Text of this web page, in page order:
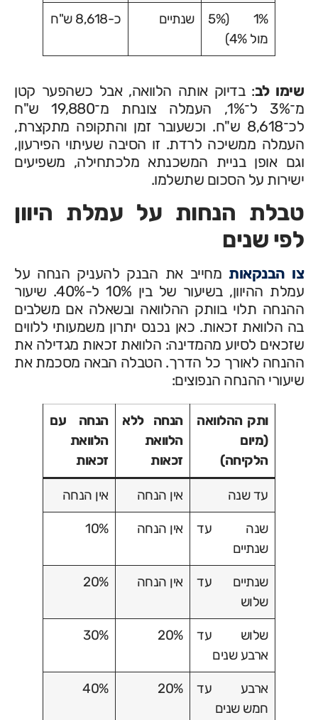
1% (5%
מול 4%)
שנתיים כ-8,618 ש"ח
שימו לב: בדיוק אותה הלוואה, אבל כשהפער קטן
מ־3% ל־1%, העמלה צונחת מ־19,880 ש"ח
לכ־8,618 ש"ח. וכשעובר זמן והתקופה מתקצרת,
העמלה ממשיכה לרדת. זו הסיבה שעיתוי הפירעון,
וגם אופן בניית המשכנתא מלכתחילה, משפיעים
ישירות על הסכום שתשלמו.
טבלת הנחות על עמלת היוון
לפי שנים
צו הבנקאותמחייב את הבנק להעניק הנחה על
עמלת ההיוון, בשיעור של בין 10% ל-40%. שיעור
ההנחה תלוי בוותק ההלוואה ובשאלה אם משלבים
בה הלוואת זכאות. כאן נכנס יתרון משמעותי ללווים
שזכאים לסיוע מהמדינה: הלוואת זכאות מגדילה את
ההנחה לאורך כל הדרך. הטבלה הבאה מסכמת את
שיעורי ההנחה הנפוצים:
ותק ההלוואה
(מיום
הלקיחה)
הנחה ללא
הלוואת
זכאות
הנחה עם
הלוואת
זכאות
עד שנה אין הנחה אין הנחה
שנה עד
שנתיים
אין הנחה 10%
שנתיים עד
שלוש
אין הנחה 20%
שלוש עד
ארבע שנים
20%
30%
ארבע עד
חמש שנים
20%
40%